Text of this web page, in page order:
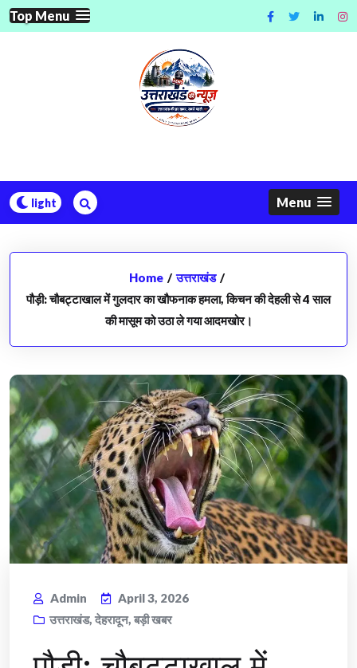
Skip
to
Top Menu
Menu
Home / उत्तराखंड /
पौड़ी: चौबट्टाखाल में गुलदार का खौफनाक हमला, किचन की देहली से 4 साल
की मासूम को उठा ले गया आदमखोर।
Admin
April 3, 2026
उत्तराखंड, देहरादून, बड़ी खबर